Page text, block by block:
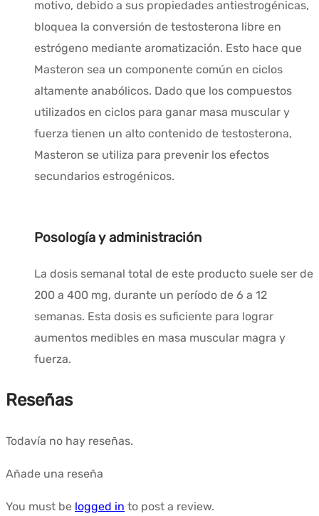
motivo, debido a sus propiedades antiestrogénicas,
bloquea la conversión de testosterona libre en
estrógeno mediante aromatización. Esto hace que
Masteron sea un componente común en ciclos
altamente anabólicos. Dado que los compuestos
utilizados en ciclos para ganar masa muscular y
fuerza tienen un alto contenido de testosterona,
Masteron se utiliza para prevenir los efectos
secundarios estrogénicos.
Posología y administración
La dosis semanal total de este producto suele ser de
200 a 400 mg, durante un período de 6 a 12
semanas. Esta dosis es suficiente para lograr
aumentos medibles en masa muscular magra y
fuerza.
Reseñas
Todavía no hay reseñas.
Añade una reseña
You must be logged in to post a review.